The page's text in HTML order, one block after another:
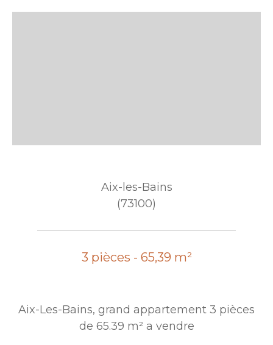
Aix-les-Bains
(73100)
3 pièces - 65,39 m²
Aix-Les-Bains, grand appartement 3 pièces
de 65.39 m² a vendre